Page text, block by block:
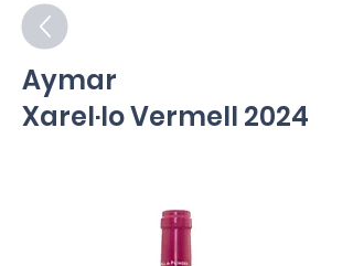
Aymar
Xarel·lo Vermell 2024